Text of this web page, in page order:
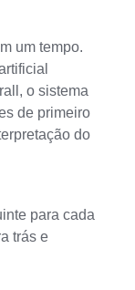
um tempo.
o sistema
de primeiro
do
para cada
trás e